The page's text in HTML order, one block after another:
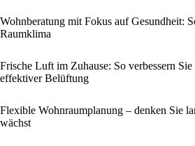
Wohnberatung mit Fokus auf Gesundheit:
Raumklima
Frische Luft im Zuhause: So verbessern
effektiver Belüftung
Flexible Wohnraumplanung – denken Sie
wächst